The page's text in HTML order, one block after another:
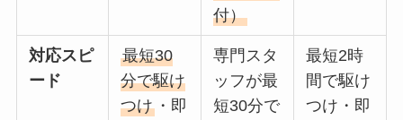
付）
対応スピ
ード
最短30
分で駆け
つけ ・即
専門スタ
ッフが最
短30分で
最短2時
間で駆け
つけ・即